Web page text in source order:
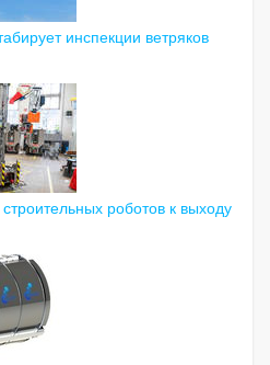
инспекции ветряков
роботов к выходу